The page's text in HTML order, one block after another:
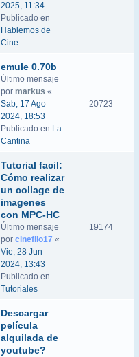
2025, 11:34
Publicado en
Hablemos de
Cine
emule 0.70b
Último mensaje
por markus «
Sab, 17 Ago
2024, 18:53
Publicado en La
Cantina
20723
Tutorial facil:
Cómo realizar
un collage de
imagenes
con MPC-HC
Último mensaje
por cinefilo17 «
Vie, 28 Jun
2024, 13:43
Publicado en
Tutoriales
19174
Descargar
película
alquilada de
youtube?